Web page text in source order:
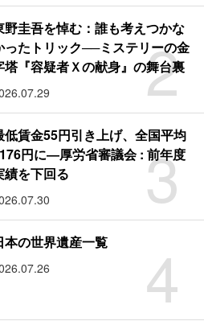
2
野圭吾を悼む：誰も考えつかな
ったトリック──ミステリーの金
塔『容疑者Ｘの献身』の舞台裏
3
低賃金55円引き上げ、全国平均
円に―厚労省審議会 : 前年度
績を下回る
4
本の世界遺産一覧